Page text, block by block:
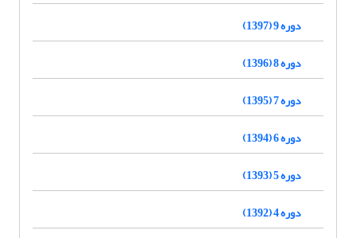
دوره 9 (1397)
دوره 8 (1396)
دوره 7 (1395)
دوره 6 (1394)
دوره 5 (1393)
دوره 4 (1392)